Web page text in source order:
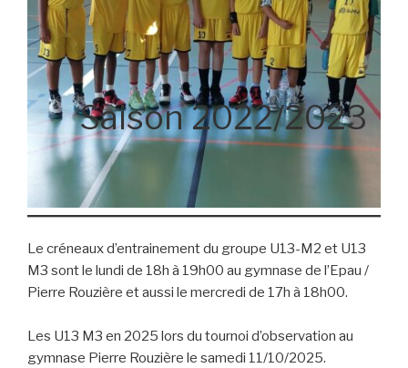
Saison 2022/2023
Le créneaux d’entrainement du groupe U13-M2 et U13
M3 sont le lundi de 18h à 19h00 au gymnase de l’Epau /
Pierre Rouzière et aussi le mercredi de 17h à 18h00.
Les U13 M3 en 2025 lors du tournoi d’observation au
gymnase Pierre Rouzière le samedi 11/10/2025.